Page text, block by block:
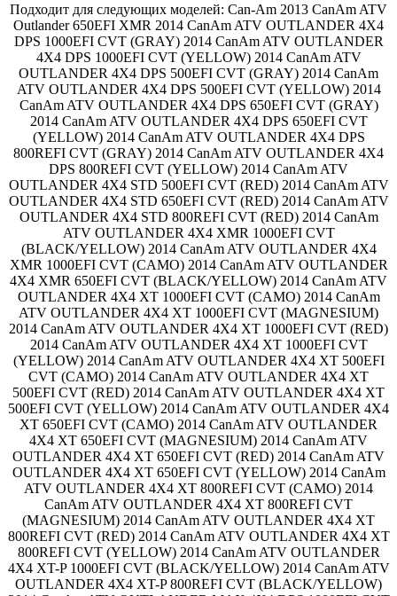
Подходит для следующих моделей: Can-Am 2013 CanAm ATV
Outlander 650EFI XMR 2014 CanAm ATV OUTLANDER 4X4
DPS 1000EFI CVT (GRAY) 2014 CanAm ATV OUTLANDER
4X4 DPS 1000EFI CVT (YELLOW) 2014 CanAm ATV
OUTLANDER 4X4 DPS 500EFI CVT (GRAY) 2014 CanAm
ATV OUTLANDER 4X4 DPS 500EFI CVT (YELLOW) 2014
CanAm ATV OUTLANDER 4X4 DPS 650EFI CVT (GRAY)
2014 CanAm ATV OUTLANDER 4X4 DPS 650EFI CVT
(YELLOW) 2014 CanAm ATV OUTLANDER 4X4 DPS
800REFI CVT (GRAY) 2014 CanAm ATV OUTLANDER 4X4
DPS 800REFI CVT (YELLOW) 2014 CanAm ATV
OUTLANDER 4X4 STD 500EFI CVT (RED) 2014 CanAm ATV
OUTLANDER 4X4 STD 650EFI CVT (RED) 2014 CanAm ATV
OUTLANDER 4X4 STD 800REFI CVT (RED) 2014 CanAm
ATV OUTLANDER 4X4 XMR 1000EFI CVT
(BLACK/YELLOW) 2014 CanAm ATV OUTLANDER 4X4
XMR 1000EFI CVT (CAMO) 2014 CanAm ATV OUTLANDER
4X4 XMR 650EFI CVT (BLACK/YELLOW) 2014 CanAm ATV
OUTLANDER 4X4 XT 1000EFI CVT (CAMO) 2014 CanAm
ATV OUTLANDER 4X4 XT 1000EFI CVT (MAGNESIUM)
2014 CanAm ATV OUTLANDER 4X4 XT 1000EFI CVT (RED)
2014 CanAm ATV OUTLANDER 4X4 XT 1000EFI CVT
(YELLOW) 2014 CanAm ATV OUTLANDER 4X4 XT 500EFI
CVT (CAMO) 2014 CanAm ATV OUTLANDER 4X4 XT
500EFI CVT (RED) 2014 CanAm ATV OUTLANDER 4X4 XT
500EFI CVT (YELLOW) 2014 CanAm ATV OUTLANDER 4X4
XT 650EFI CVT (CAMO) 2014 CanAm ATV OUTLANDER
4X4 XT 650EFI CVT (MAGNESIUM) 2014 CanAm ATV
OUTLANDER 4X4 XT 650EFI CVT (RED) 2014 CanAm ATV
OUTLANDER 4X4 XT 650EFI CVT (YELLOW) 2014 CanAm
ATV OUTLANDER 4X4 XT 800REFI CVT (CAMO) 2014
CanAm ATV OUTLANDER 4X4 XT 800REFI CVT
(MAGNESIUM) 2014 CanAm ATV OUTLANDER 4X4 XT
800REFI CVT (RED) 2014 CanAm ATV OUTLANDER 4X4 XT
800REFI CVT (YELLOW) 2014 CanAm ATV OUTLANDER
4X4 XT-P 1000EFI CVT (BLACK/YELLOW) 2014 CanAm ATV
OUTLANDER 4X4 XT-P 800REFI CVT (BLACK/YELLOW)